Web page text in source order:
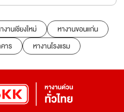
งานเชียงใหม่
หางานขอนแก่น
าร หางานโรงแรม